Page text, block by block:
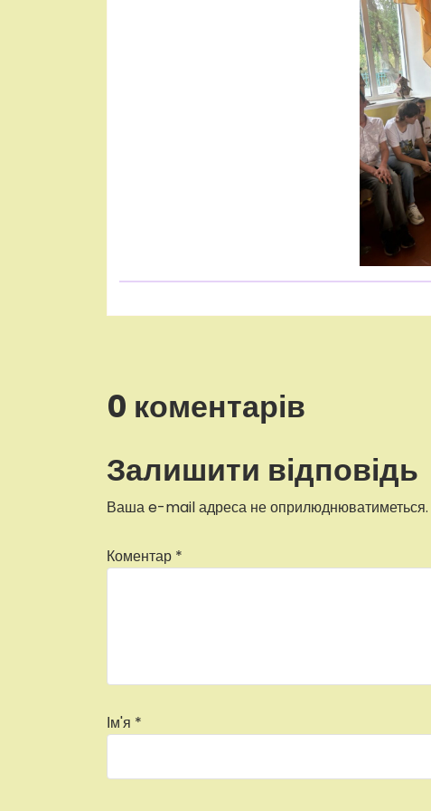
0 коментарів
Залишити відповідь
Ваша e-mail адреса не оприлюднюватиметься.
Коментар *
Ім'я *